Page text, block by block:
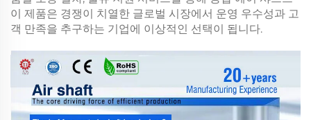
이 제품은 경쟁이 치열한 글로벌 시장에서 운영 우수성과 고
객 만족을 추구하는 기업에 이상적인 선택이 됩니다.